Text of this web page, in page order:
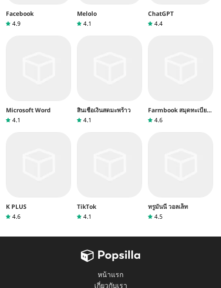
Facebook
4.9
Melolo
4.1
ChatGPT
4.4
Microsoft Word
4.1
สินเชื่อเงินสดมะพร้าว
4.1
Farmbook สมุดทะเบียน
เกษตรกร
4.6
K PLUS
4.6
TikTok
4.1
ทรูมันนี่ วอลเล็ท
4.5
หน้าแรก
เกี่ยวกับเรา